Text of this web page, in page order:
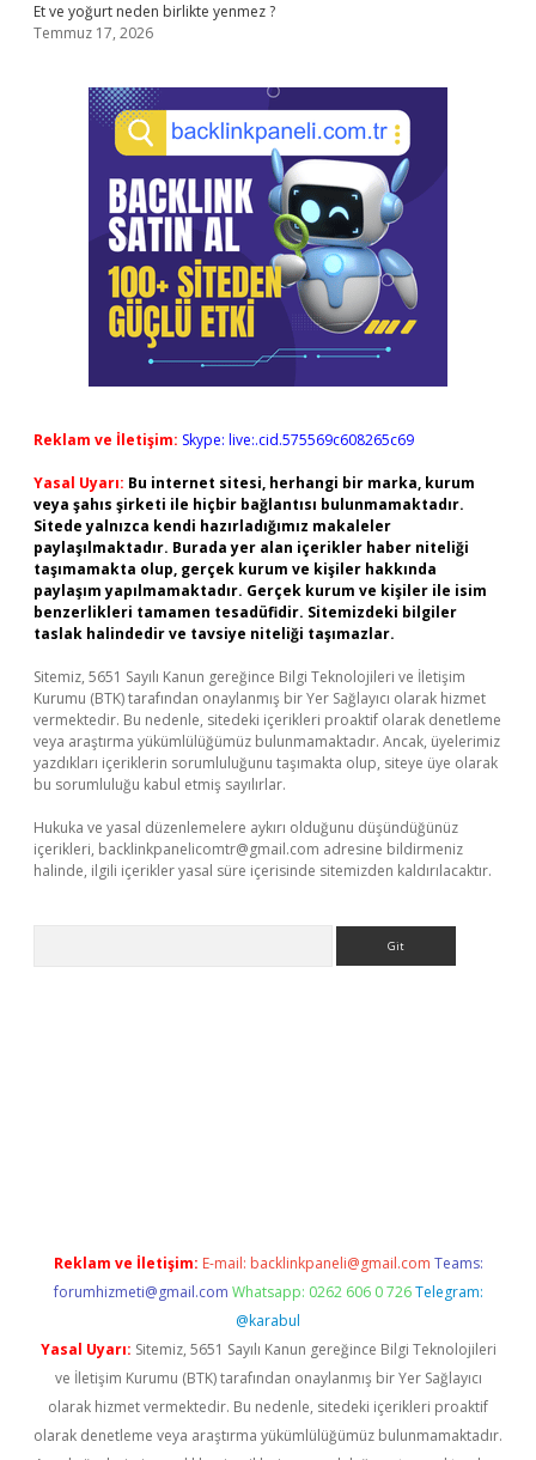
Et ve yoğurt neden birlikte yenmez ?
Temmuz 17, 2026
Reklam ve İletişim: Skype: live:.cid.575569c608265c69
Yasal Uyarı: Bu internet sitesi, herhangi bir marka, kurum
veya şahıs şirketi ile hiçbir bağlantısı bulunmamaktadır.
Sitede yalnızca kendi hazırladığımız makaleler
paylaşılmaktadır. Burada yer alan içerikler haber niteliği
taşımamakta olup, gerçek kurum ve kişiler hakkında
paylaşım yapılmamaktadır. Gerçek kurum ve kişiler ile isim
benzerlikleri tamamen tesadüfidir. Sitemizdeki bilgiler
taslak halindedir ve tavsiye niteliği taşımazlar.
Sitemiz, 5651 Sayılı Kanun gereğince Bilgi Teknolojileri ve İletişim
Kurumu (BTK) tarafından onaylanmış bir Yer Sağlayıcı olarak hizmet
vermektedir. Bu nedenle, sitedeki içerikleri proaktif olarak denetleme
veya araştırma yükümlülüğümüz bulunmamaktadır. Ancak, üyelerimiz
yazdıkları içeriklerin sorumluluğunu taşımakta olup, siteye üye olarak
bu sorumluluğu kabul etmiş sayılırlar.
Hukuka ve yasal düzenlemelere aykırı olduğunu düşündüğünüz
içerikleri, backlinkpanelicomtr@gmail.com adresine bildirmeniz
halinde, ilgili içerikler yasal süre içerisinde sitemizden kaldırılacaktır.
Reklam ve İletişim: E-mail: backlinkpaneli@gmail.com Teams:
forumhizmeti@gmail.com Whatsapp: 0262 606 0 726 Telegram:
@karabul
Yasal Uyarı: Sitemiz, 5651 Sayılı Kanun gereğince Bilgi Teknolojileri
ve İletişim Kurumu (BTK) tarafından onaylanmış bir Yer Sağlayıcı
olarak hizmet vermektedir. Bu nedenle, sitedeki içerikleri proaktif
olarak denetleme veya araştırma yükümlülüğümüz bulunmamaktadır.